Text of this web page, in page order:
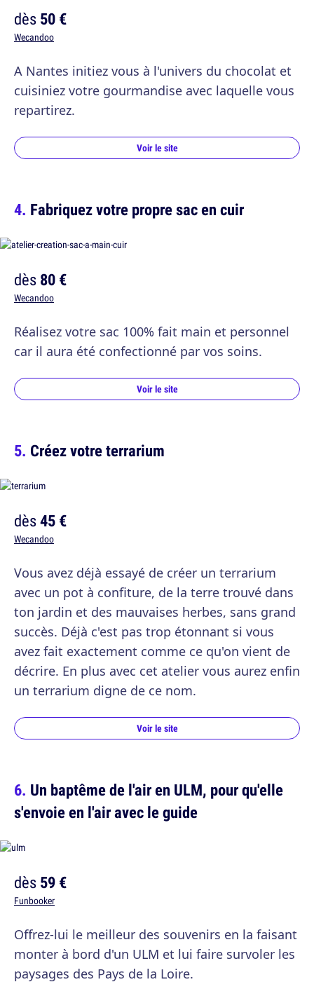
dès50 €
Wecandoo
A Nantes initiez vous à l'univers du chocolat et
cuisiniez votre gourmandise avec laquelle vous
repartirez.
Voir le site
Fabriquez votre propre sac en cuir
dès80 €
Wecandoo
Réalisez votre sac 100% fait main et personnel
car il aura été confectionné par vos soins.
Voir le site
Créez votre terrarium
dès45 €
Wecandoo
Vous avez déjà essayé de créer un terrarium
avec un pot à confiture, de la terre trouvé dans
ton jardin et des mauvaises herbes, sans grand
succès. Déjà c'est pas trop étonnant si vous
avez fait exactement comme ce qu'on vient de
décrire. En plus avec cet atelier vous aurez enfin
un terrarium digne de ce nom.
Voir le site
Un baptême de l'air en ULM, pour qu'elle
s'envoie en l'air avec le guide
dès59 €
Funbooker
Offrez-lui le meilleur des souvenirs en la faisant
monter à bord d'un ULM et lui faire survoler les
paysages des Pays de la Loire.